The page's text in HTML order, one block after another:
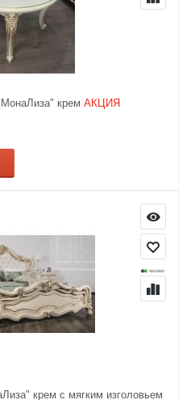
крем АКЦИЯ
крем с мягким изголовьем